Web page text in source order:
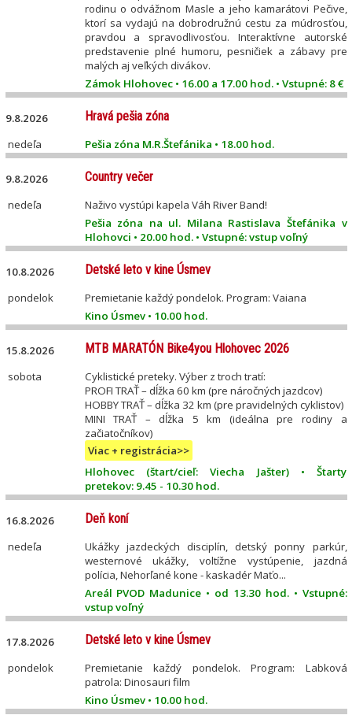
rodinu o odvážnom Masle a jeho kamarátovi Pečive,
ktorí sa vydajú na dobrodružnú cestu za múdrosťou,
pravdou a spravodlivosťou. Interaktívne autorské
predstavenie plné humoru, pesničiek a zábavy pre
malých aj veľkých divákov.
Zámok Hlohovec • 16.00 a 17.00 hod. • Vstupné: 8 €
9.8.2026 Hravá pešia zóna
nedeľa Pešia zóna M.R.Štefánika • 18.00 hod.
9.8.2026 Country večer
nedeľa
Naživo vystúpi kapela Váh River Band!
Pešia zóna na ul. Milana Rastislava Štefánika v
Hlohovci • 20.00 hod. • Vstupné: vstup voľný
10.8.2026 Detské leto v kine Úsmev
pondelok
Premietanie každý pondelok. Program: Vaiana
Kino Úsmev • 10.00 hod.
15.8.2026 MTB MARATÓN Bike4you Hlohovec 2026
sobota
Cyklistické preteky. Výber z troch tratí:
PROFI TRAŤ – dĺžka 60 km (pre náročných jazdcov)
HOBBY TRAŤ – dĺžka 32 km (pre pravidelných cyklistov)
MINI TRAŤ – dĺžka 5 km (ideálna pre rodiny a
začiatočníkov)
Viac + registrácia>>
Hlohovec (štart/cieľ: Viecha Jašter) • Štarty
pretekov: 9.45 - 10.30 hod.
16.8.2026 Deň koní
nedeľa
Ukážky jazdeckých disciplín, detský ponny parkúr,
westernové ukážky, voltížne vystúpenie, jazdná
polícia, Nehorľané kone - kaskadér Maťo...
Areál PVOD Madunice • od 13.30 hod. • Vstupné:
vstup voľný
17.8.2026 Detské leto v kine Úsmev
pondelok
Premietanie každý pondelok. Program: Labková
patrola: Dinosauri film
Kino Úsmev • 10.00 hod.